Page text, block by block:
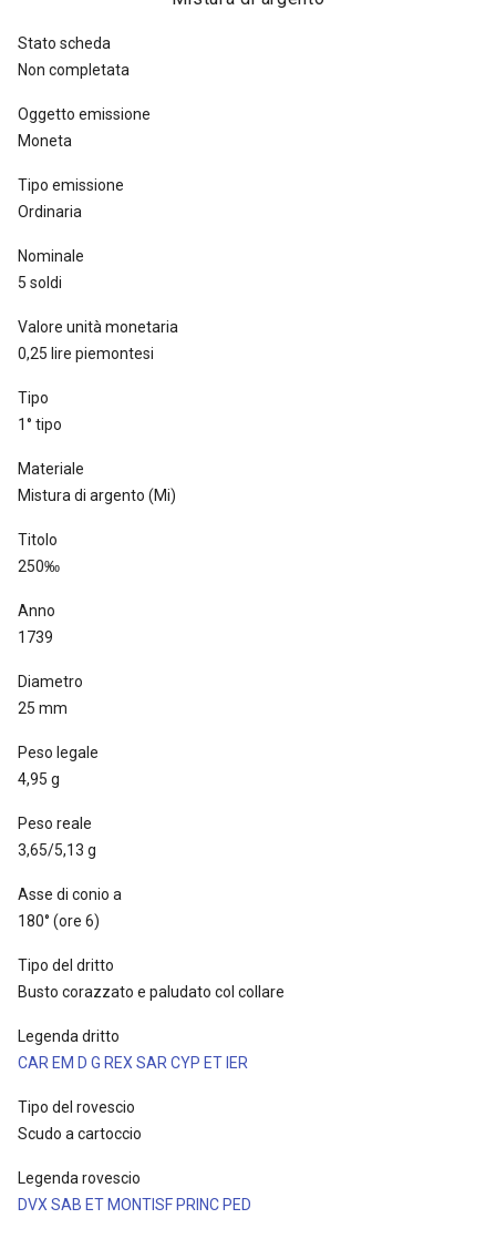
1756 [Simonetti II, p. 203, nota 21
Stato scheda
Non completata
Oggetto emissione
Moneta
Tipo emissione
Ordinaria
Nominale
5 soldi
Valore unità monetaria
0,25 lire piemontesi
Tipo
1° tipo
Materiale
Mistura di argento (Mi)
Titolo
250‰
Anno
1739
Diametro
25 mm
Peso legale
4,95 g
Peso reale
3,65/5,13 g
Asse di conio a
180° (ore 6)
Tipo del dritto
Busto corazzato e paludato col collare
Legenda dritto
CAR EM D G REX SAR CYP ET IER
Tipo del rovescio
Scudo a cartoccio
Legenda rovescio
DVX SAB ET MONTISF PRINC PED